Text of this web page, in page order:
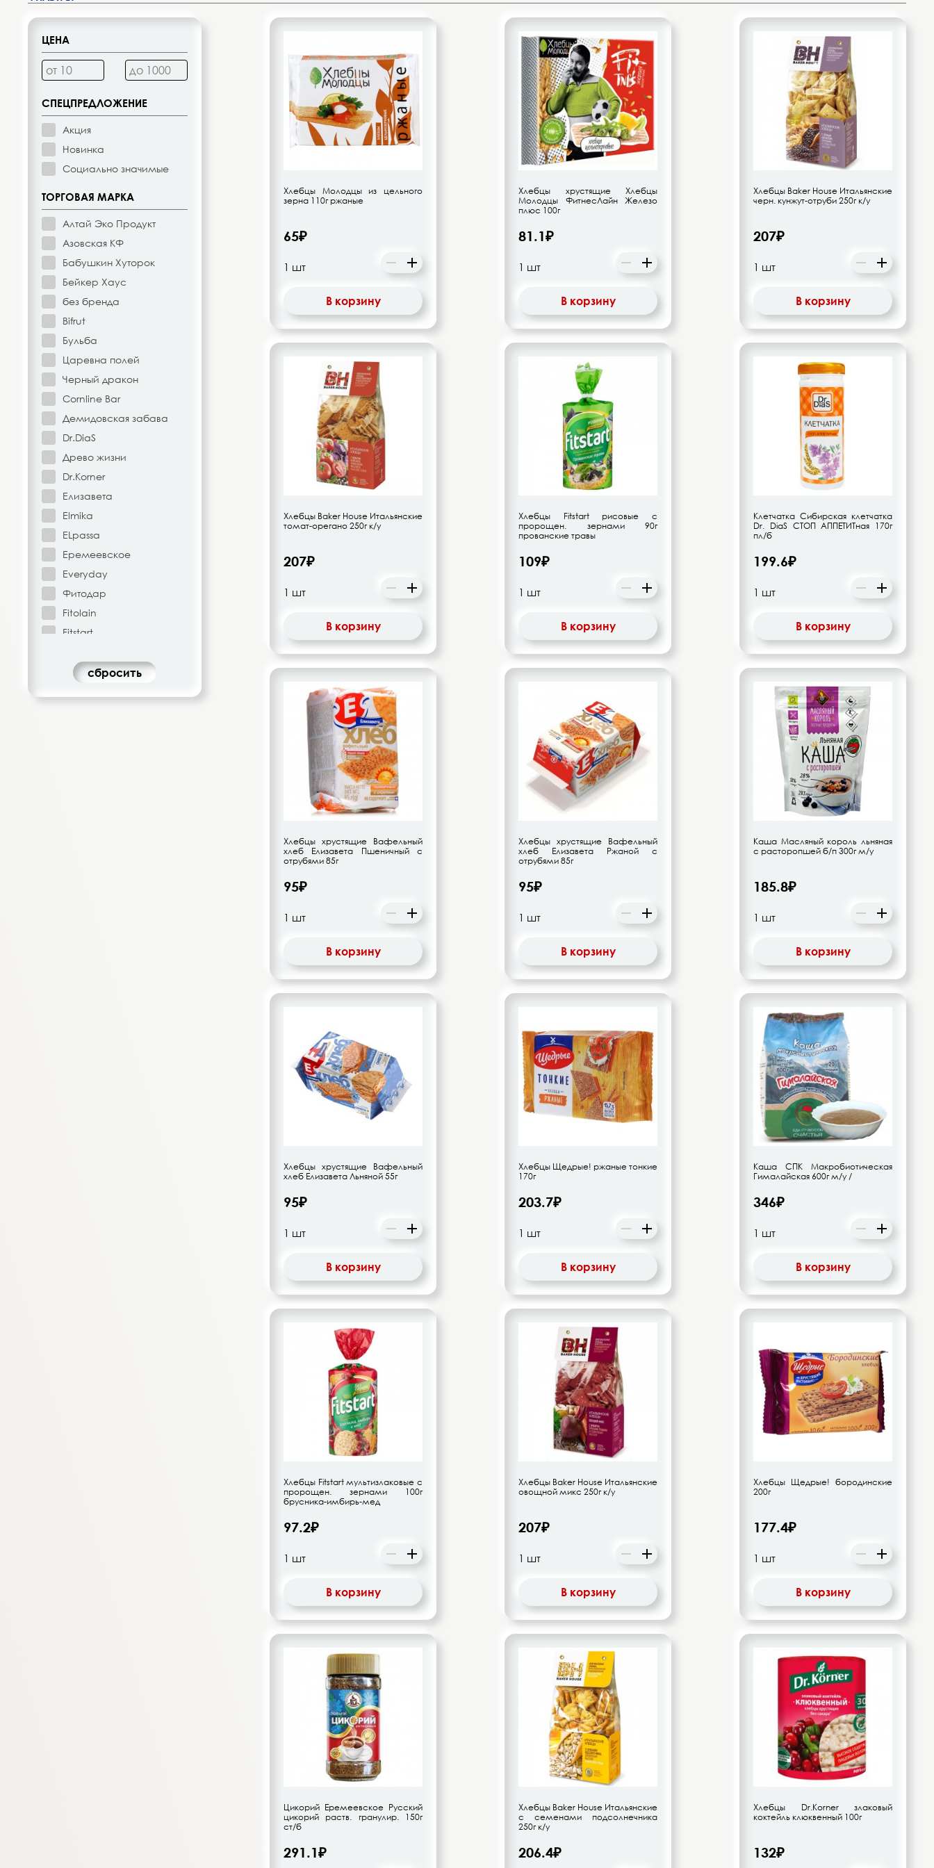
Диетическое питание
Изделия кондитерские
Бакалея
Орехи, цукаты, драже
Восточная кухня
Кофе и кофейные напитки
Чай и чайные напитки
Детское питание
Напитки безалкогольные
Овощи-фрукты
Корма для животных
Сопутствующие товары
ЦЕНА
СПЕЦПРЕДЛОЖЕНИЕ
Акция
Новинка
Социально значимые
ТОРГОВАЯ МАРКА
Алтай Эко Продукт
Азовская КФ
Бабушкин Хуторок
Бейкер Хаус
без бренда
Bifrut
Бульба
Царевна полей
Черный дракон
Cornline Bar
Демидовская забава
Dr.DiaS
Древо жизни
Dr.Korner
Елизавета
Elmika
ELpassa
Еремеевское
Everyday
Фитодар
Fitolain
Fitstart
Любятовоcбросить
Хлебцы Молодцы из цельного
зерна 110г ржаные
65₽
В корзину
Хлебцы хрустящие Хлебцы
Молодцы ФитнесЛайн Железо
плюс 100г
81.1₽
В корзину
Хлебцы Baker House Итальянские
черн. кунжут-отруби 250г к/у
207₽
В корзину
Хлебцы Baker House Итальянские
томат-орегано 250г к/у
207₽
В корзину
Хлебцы Fitstart рисовые с
пророщен. зернами 90г
прованские травы
109₽
В корзину
Клетчатка Сибирская клетчатка
Dr. DiaS СТОП АППЕТИТная 170г
пл/б
199.6₽
В корзину
Хлебцы хрустящие Вафельный
хлеб Елизавета Пшеничный с
отрубями 85г
95₽
В корзину
Хлебцы хрустящие Вафельный
хлеб Елизавета Ржаной с
отрубями 85г
95₽
В корзину
Каша Масляный король льняная
с расторопшей б/п 300г м/у
185.8₽
В корзину
Хлебцы хрустящие Вафельный
хлеб Елизавета Льняной 55г
95₽
В корзину
Хлебцы Щедрые! ржаные тонкие
170г
203.7₽
В корзину
Каша СПК Макробиотическая
Гималайская 600г м/у /
346₽
В корзину
Хлебцы Fitstart мультизлаковые с
пророщен. зернами 100г
брусника-имбирь-мед
97.2₽
В корзину
Хлебцы Baker House Итальянские
овощной микс 250г к/у
207₽
В корзину
Хлебцы Щедрые! бородинские
200г
177.4₽
В корзину
Цикорий Еремеевское Русский
цикорий раств. гранулир. 150г
ст/б
291.1₽
Хлебцы Baker House Итальянские
с семенами подсолнечника
250г к/у
206.4₽
Хлебцы Dr.Korner злаковый
коктейль клюквенный 100г
132₽